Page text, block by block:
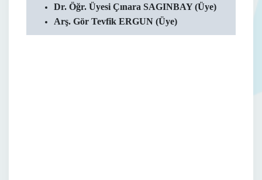
Dr. Öğr. Üyesi Çınara SAGINBAY (Üye)
Arş. Gör Tevfik ERGUN (Üye)